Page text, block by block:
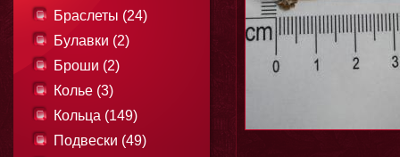
Браслеты (24)
Булавки (2)
Броши (2)
Колье (3)
Кольца (149)
Подвески (49)